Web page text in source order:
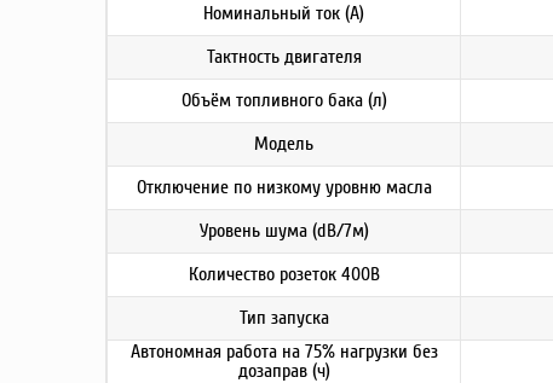
Номинальный ток (А)
Тактность двигателя
Объём топливного бака (л)
Модель
Отключение по низкому уровню масла
Уровень шума (dB/7м)
Количество розеток 400В
Тип запуска
Автономная работа на 75% нагрузки без
дозаправ (ч)